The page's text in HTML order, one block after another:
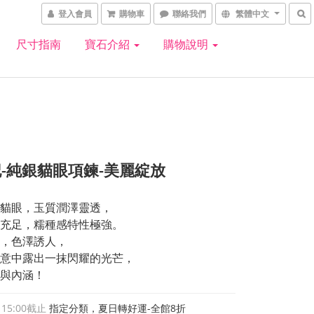
登入會員 購物車 聯絡我們 繁體中文
尺寸指南 寶石介紹 購物說明
純銀貓眼項鍊-美麗綻放
眼，玉質潤澤靈透，
足，糯種感特性極強。
色澤誘人，
中露出一抹閃耀的光芒，
內涵！
截止 指定分類，夏日轉好運-全館8折